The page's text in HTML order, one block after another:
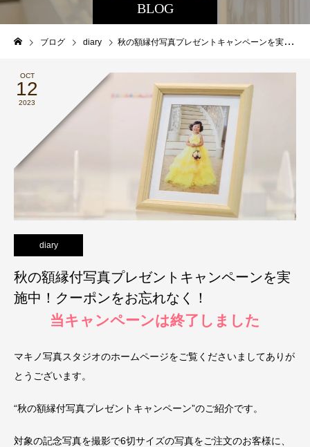
BLOG
ブログ diary 秋の額縁付写真プレゼントキャンペーンを実施中！クーポンをお忘れなく！
OCT
12
2023
diary
秋の額縁付写真プレゼントキャンペーンを実
施中！クーポンをお忘れなく！
当キャンペーンは終了しました
マキノ写真スタジオのホームページをご覧くださいましてありが
とうございます。
“秋の額縁付写真プレゼントキャンペーン”のご紹介です。
対象の記念写真を撮影で6切サイズの写真をご注文のお客様に、